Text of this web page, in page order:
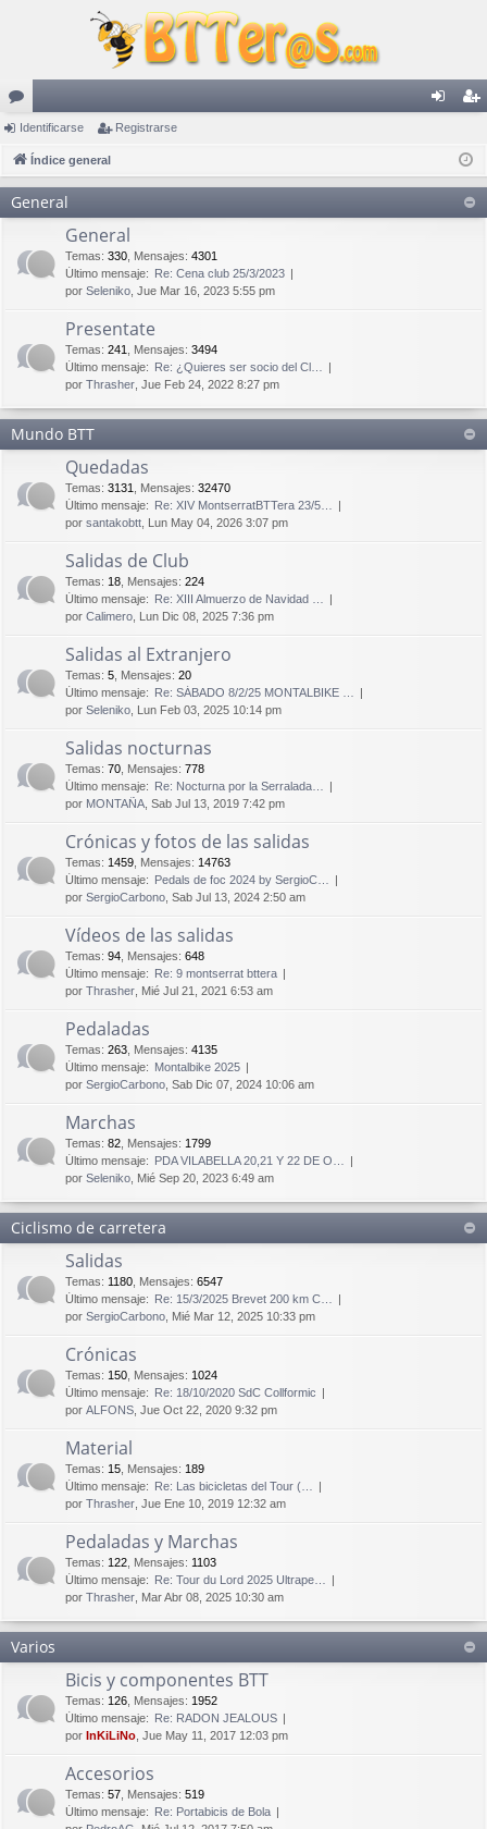
or
os ist
ra
Identificarse Registrarse
Índice general
General
General
Temas: 330 Mensajes: 4301
Último mensaje: Re: Cena club 25/3/2023
por Seleniko , Jue Mar 16, 2023 5:55 pm
Presentate
Temas: 241 Mensajes: 3494
Último mensaje: Re: ¿Quieres ser socio del Cl…
por Thrasher , Jue Feb 24, 2022 8:27 pm
Mundo BTT
Quedadas
Temas: 3131 Mensajes: 32470
Último mensaje: Re: XIV MontserratBTTera 23/5…
por santakobtt , Lun May 04, 2026 3:07 pm
Salidas de Club
Temas: 18 Mensajes: 224
Último mensaje: Re: XIII Almuerzo de Navidad …
por Calimero , Lun Dic 08, 2025 7:36 pm
Salidas al Extranjero
Temas: 5 Mensajes: 20
Último mensaje: Re: SÁBADO 8/2/25 MONTALBIKE …
por Seleniko , Lun Feb 03, 2025 10:14 pm
Salidas nocturnas
Temas: 70 Mensajes: 778
Último mensaje: Re: Nocturna por la Serralada…
por MONTAÑA , Sab Jul 13, 2019 7:42 pm
Crónicas y fotos de las salidas
Temas: 1459 Mensajes: 14763
Último mensaje: Pedals de foc 2024 by SergioC…
por SergioCarbono , Sab Jul 13, 2024 2:50 am
Vídeos de las salidas
Temas: 94 Mensajes: 648
Último mensaje: Re: 9 montserrat bttera
por Thrasher , Mié Jul 21, 2021 6:53 am
Pedaladas
Temas: 263 Mensajes: 4135
Último mensaje: Montalbike 2025
por SergioCarbono , Sab Dic 07, 2024 10:06 am
Marchas
Temas: 82 Mensajes: 1799
Último mensaje: PDA VILABELLA 20,21 Y 22 DE O…
por Seleniko , Mié Sep 20, 2023 6:49 am
Ciclismo de carretera
Salidas
Temas: 1180 Mensajes: 6547
Último mensaje: Re: 15/3/2025 Brevet 200 km C…
por SergioCarbono , Mié Mar 12, 2025 10:33 pm
Crónicas
Temas: 150 Mensajes: 1024
Último mensaje: Re: 18/10/2020 SdC Collformic
por ALFONS , Jue Oct 22, 2020 9:32 pm
Material
Temas: 15 Mensajes: 189
Último mensaje: Re: Las bicicletas del Tour (…
por Thrasher , Jue Ene 10, 2019 12:32 am
Pedaladas y Marchas
Temas: 122 Mensajes: 1103
Último mensaje: Re: Tour du Lord 2025 Ultrape…
por Thrasher , Mar Abr 08, 2025 10:30 am
Varios
Bicis y componentes BTT
Temas: 126 Mensajes: 1952
Último mensaje: Re: RADON JEALOUS
por InKiLiNo , Jue May 11, 2017 12:03 pm
Accesorios
Temas: 57 Mensajes: 519
Último mensaje: Re: Portabicis de Bola